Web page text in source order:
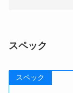
スペック
スペック